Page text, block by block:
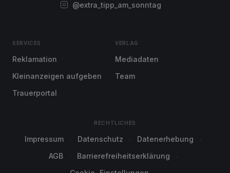
@extra_tipp_am_sonntag
SERVICES
Reklamation
Kleinanzeigen aufgeben
Trauerportal
VERLAG
Mediadaten
Team
RECHTLICHES
Impressum Datenschutz
Datenerhebung
AGB
Barrierefreiheitserklärung